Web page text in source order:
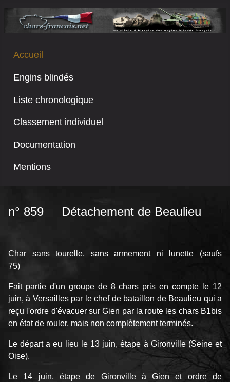
Accueil
Engins blindés
Liste chronologique
Classement individuel
Documentation
Mentions
n° 859 Détachement de Beaulieu
Char sans tourelle, sans armement ni lunette (saufs
75)
Fait partie d'un groupe de 8 chars pris en compte le 12
juin, à Versailles par le chef de bataillon de Beaulieu qui a
reçu l'ordre d'évacuer sur Gien par la route les chars B1bis
en état de rouler, mais non complètement terminés.
Le départ a eu lieu le 13 juin, étape à Gironville (Seine et
Oise).
Le 14 juin, étape de Gironville à Gien et ordre de